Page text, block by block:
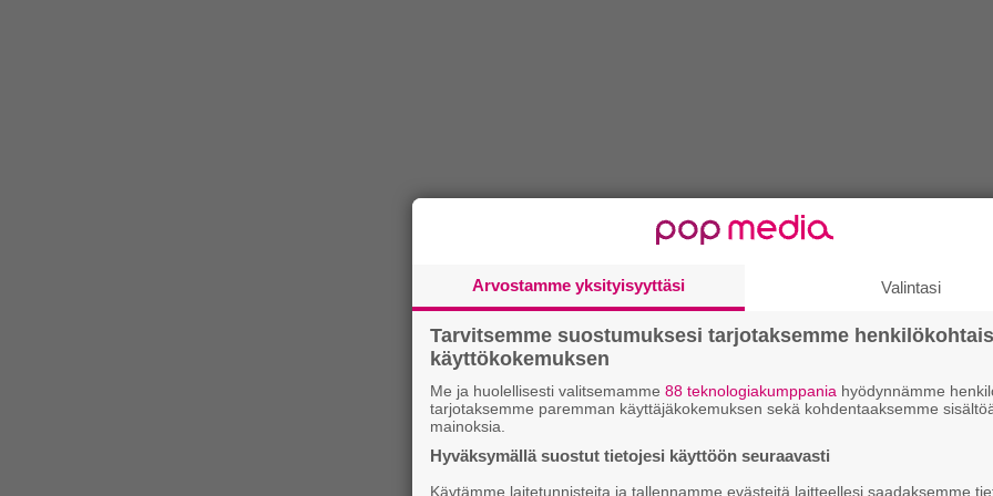
Arvostamme yksityisyyttäsi Valintasi
Tarvitsemme suostumuksesi tarjotaksemme
käyttökokemuksen
Me ja huolellisesti valitsemamme 88 teknologiakumppania hyödynnämme
tarjotaksemme paremman käyttäjäkokemuksen sekä kohdentaaksemme
mainoksia.
Hyväksymällä suostut tietojesi käyttöön seuraavasti
Käytämme laitetunnisteita ja tallennamme evästeitä laitteellesi saadaksemme